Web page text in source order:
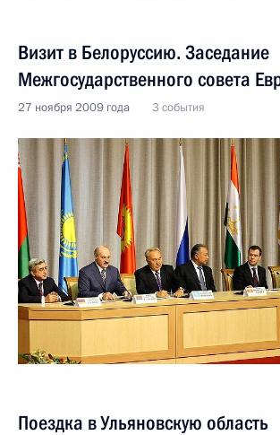
Визит в Белоруссию. Заседание
Межгосударственного совета
27 ноября 2009 года 3 события
Поездка в Ульяновскую область